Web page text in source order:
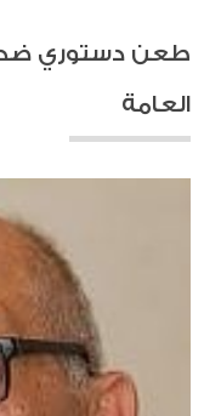
طعن دستوري ضد
العامة